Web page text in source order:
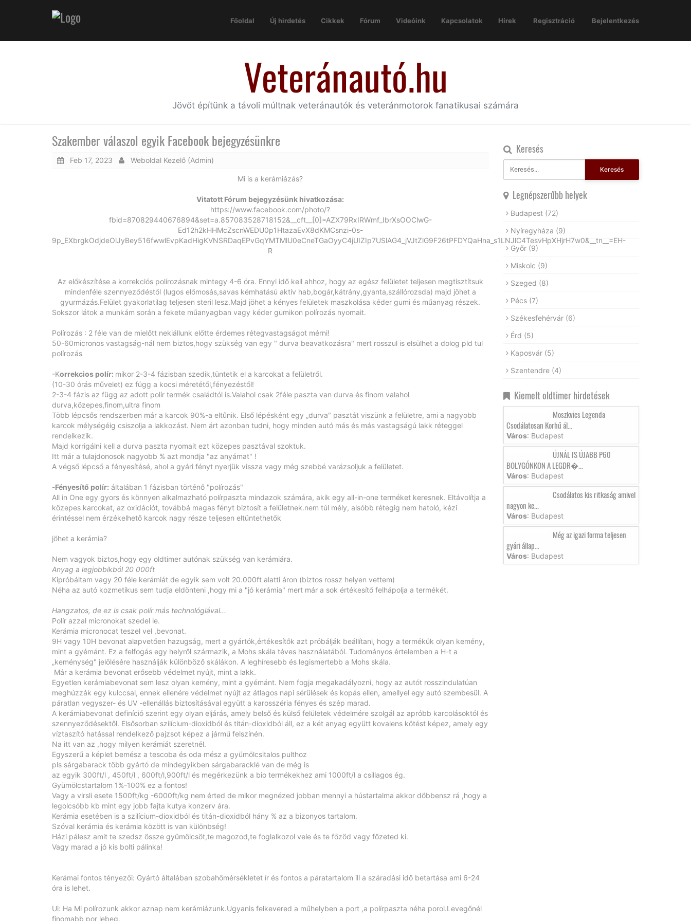
Főoldal Új hirdetés Cikkek Fórum Videóink Kapcsolatok Hírek Regisztráció Bejelentkezés
Veteránautó.hu
Jövőt építünk a távoli múltnak veteránautók és veteránmotorok fanatikusai számára
Szakember válaszol egyik Facebook bejegyzésünkre
Feb 17, 2023 Weboldal Kezelő (Admin)
Mi is a kerámiázás?
Vitatott Fórum bejegyzésünk hivatkozása:
https://www.facebook.com/photo/?
fbid=870829440676894&set=a.857083528718152&__cft__[0]=AZX79RxIRWmf_IbrXsOOClwG-
Ed12h2kHHMcZscnWEDU0p1HtazaEvX8dKMCsnzi-0s-
9p_EXbrgkOdjdeOlJyBey516fwwlEvpKadHigKVNSRDaqEPvGqYMTMlU0eCneTGaOyyC4jUIZIp7USlAG4_jVJtZlG9F26tPFDYQaHna_s1LNJlC4TesvHpXHjrH7w0&__tn__=EH-
R
Az előkészítése a korrekciós polírozásnak mintegy 4-6 óra. Ennyi idő kell ahhoz, hogy az egész felületet teljesen megtisztítsuk
mindenféle szennyeződéstől (lugos előmosás,savas kémhatású aktív hab,bogár,kátrány,gyanta,szállórozsda) majd jöhet a
gyurmázás.Felület gyakorlatilag teljesen steril lesz.Majd jöhet a kényes felületek maszkolása kéder gumi és műanyag részek.
Sokszor látok a munkám során a fekete műanyagban vagy kéder gumikon polírozás nyomait.
Polírozás : 2 féle van de mielőtt nekiállunk előtte érdemes rétegvastagságot mérni!
50-60micronos vastagság-nál nem biztos,hogy szükség van egy " durva beavatkozásra" mert rosszul is elsülhet a dolog pld tul
polírozás
-Korrekcios polír: mikor 2-3-4 fázisban szedik,tüntetik el a karcokat a felületről.
(10-30 órás művelet) ez függ a kocsi méretétől,fényezéstől!
2-3-4 fázis az függ az adott polír termék családtól is.Valahol csak 2féle paszta van durva és finom valahol
durva,közepes,finom,ultra finom
Több lépcsős rendszerben már a karcok 90%-a eltűnik. Első lépésként egy „durva" pasztát viszünk a felületre, ami a nagyobb
karcok mélységéig csiszolja a lakkozást. Nem árt azonban tudni, hogy minden autó más és más vastagságú lakk réteggel
rendelkezik.
Majd korrigálni kell a durva paszta nyomait ezt közepes pasztával szoktuk.
Itt már a tulajdonosok nagyobb % azt mondja "az anyámat" !
A végső lépcső a fényesítésé, ahol a gyári fényt nyerjük vissza vagy még szebbé varázsoljuk a felületet.
-Fényesítő polír: általában 1 fázisban történő "polírozás"
All in One egy gyors és könnyen alkalmazható polírpaszta mindazok számára, akik egy all-in-one terméket keresnek. Eltávolítja a
közepes karcokat, az oxidációt, továbbá magas fényt biztosít a felületnek.nem túl mély, alsóbb rétegig nem hatoló, kézi
érintéssel nem érzékelhető karcok nagy része teljesen eltüntethetők
jöhet a kerámia?
Nem vagyok biztos,hogy egy oldtimer autónak szükség van kerámiára.
Anyag a legjobbikból 20 000ft
Kipróbáltam vagy 20 féle kerámiát de egyik sem volt 20.000ft alatti áron (biztos rossz helyen vettem)
Néha az autó kozmetikus sem tudja eldönteni ,hogy mi a "jó kerámia" mert már a sok értékesítő felhápolja a termékét.
Hangzatos, de ez is csak polír más technológiával...
Polír azzal micronokat szedel le.
Kerámia micronocat teszel vel ,bevonat.
9H vagy 10H bevonat alapvetően hazugság, mert a gyártók,értékesítők azt próbálják beállítani, hogy a termékük olyan kemény,
mint a gyémánt. Ez a felfogás egy helyről származik, a Mohs skála téves használatából. Tudományos értelemben a H-t a
„keménység" jelölésére használják különböző skálákon. A leghíresebb és legismertebb a Mohs skála.
Már a kerámia bevonat erősebb védelmet nyújt, mint a lakk.
Egyetlen kerámiabevonat sem lesz olyan kemény, mint a gyémánt. Nem fogja megakadályozni, hogy az autót rosszindulatúan
meghúzzák egy kulccsal, ennek ellenére védelmet nyújt az átlagos napi sérülések és kopás ellen, amellyel egy autó szembesül. A
páratlan vegyszer- és UV -ellenállás biztosításával együtt a karosszéria fényes és szép marad.
A kerámiabevonat definíció szerint egy olyan eljárás, amely belső és külső felületek védelmére szolgál az apróbb karcolásoktól és
szennyeződésektől. Elsősorban szilícium-dioxidból és titán-dioxidból áll, ez a két anyag együtt kovalens kötést képez, amely egy
víztaszító hatással rendelkező pajzsot képez a jármű felszínén.
Na itt van az ,hogy milyen kerámiát szeretnél.
Egyszerű a képlet bemész a tescoba és oda mész a gyümölcsitalos pulthoz
pls sárgabarack több gyártó de mindegyikben sárgabaracklé van de még is
az egyik 300ft/l , 450ft/l , 600ft/l,900ft/l és megérkezünk a bio termékekhez ami 1000ft/l a csillagos ég.
Gyümölcstartalom 1%-100% ez a fontos!
Vagy a virsli esete 1500ft/kg -6000ft/kg nem érted de mikor megnézed jobban mennyi a hústartalma akkor döbbensz rá ,hogy a
legolcsóbb kb mint egy jobb fajta kutya konzerv ára.
Kerámia esetében is a szilícium-dioxidból és titán-dioxidból hány % az a bizonyos tartalom.
Szóval kerámia és kerámia között is van különbség!
Házi pálesz amit te szedsz össze gyümölcsöt,te magozod,te foglalkozol vele és te főzöd vagy főzeted ki.
Vagy marad a jó kis bolti pálinka!
Kerámai fontos tényezői: Gyártó általában szobahőmérsékletet ír és fontos a páratartalom ill a száradási idő betartása ami 6-24
óra is lehet.
Ui: Ha Mi polírozunk akkor aznap nem kerámiázunk.Ugyanis felkevered a műhelyben a port ,a polírpaszta néha porol.Levegőnél
finomabb por lebeg.
Keresés
Keresés
Legnépszerűbb helyek
Budapest (72)
Nyíregyháza (9)
Győr (9)
Miskolc (9)
Szeged (8)
Pécs (7)
Székesfehérvár (6)
Érd (5)
Kaposvár (5)
Szentendre (4)
Kiemelt oldtimer hirdetések
Moszkvics Legenda
Csodálatosan Korhű ál...
Város: Budapest
ÚJNÁL IS ÚJABB P60
BOLYGÓNKON A LEGDR�...
Város: Budapest
Csodálatos kis ritkaság amivel
nagyon ke...
Város: Budapest
Még az igazi forma teljesen
gyári állap...
Város: Budapest